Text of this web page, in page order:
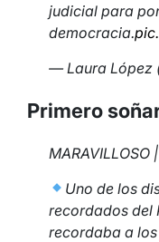
judicial para
democracia.
— Laura López
Primero
MARAVILLOSO |
Uno de los
recordados del
recordaba a